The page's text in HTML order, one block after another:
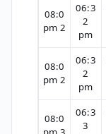
06:3
2
pm
08:0
2 pm
06:3
2
pm
08:0
2 pm
06:3
3
08:0